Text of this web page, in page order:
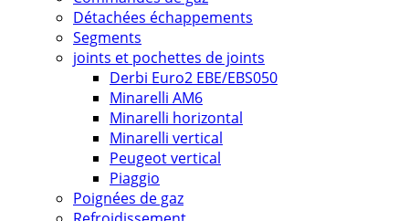
Détachées échappements
Segments
joints et pochettes de joints
Derbi Euro2 EBE/EBS050
Minarelli AM6
Minarelli horizontal
Minarelli vertical
Peugeot vertical
Piaggio
Poignées de gaz